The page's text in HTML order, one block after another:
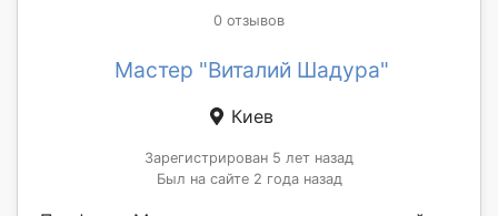
0 отзывов
Мастер "Виталий Шадура"
Киев
Зарегистрирован 5 лет назад
Был на сайте 2 года назад